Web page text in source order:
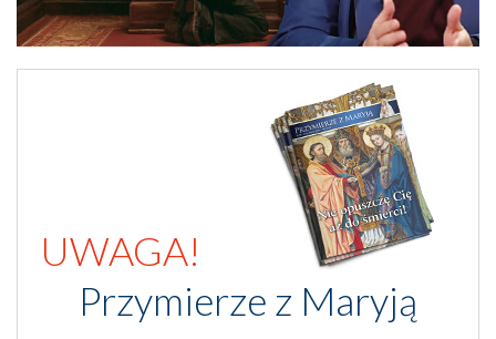
UWAGA!
Przymierze z Maryją